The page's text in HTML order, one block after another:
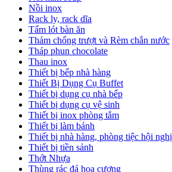
Nồi inox
Rack ly, rack dĩa
Tấm lót bàn ăn
Thảm chống trượt và Rèm chắn nước
Tháp phun chocolate
Thau inox
Thiết bị bếp nhà hàng
Thiết Bị Dụng Cụ Buffet
Thiết bị dụng cụ nhà bếp
Thiết bị dụng cụ vệ sinh
Thiết bị inox phòng tắm
Thiết bị làm bánh
Thiết bị nhà hàng, phòng tiệc hội nghị
Thiết bị tiền sảnh
Thớt Nhựa
Thùng rác đá hoa cương